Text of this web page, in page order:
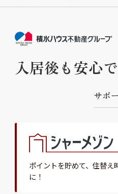
入居後も安心
サポ
ポイントを貯めて、 住替え
に！